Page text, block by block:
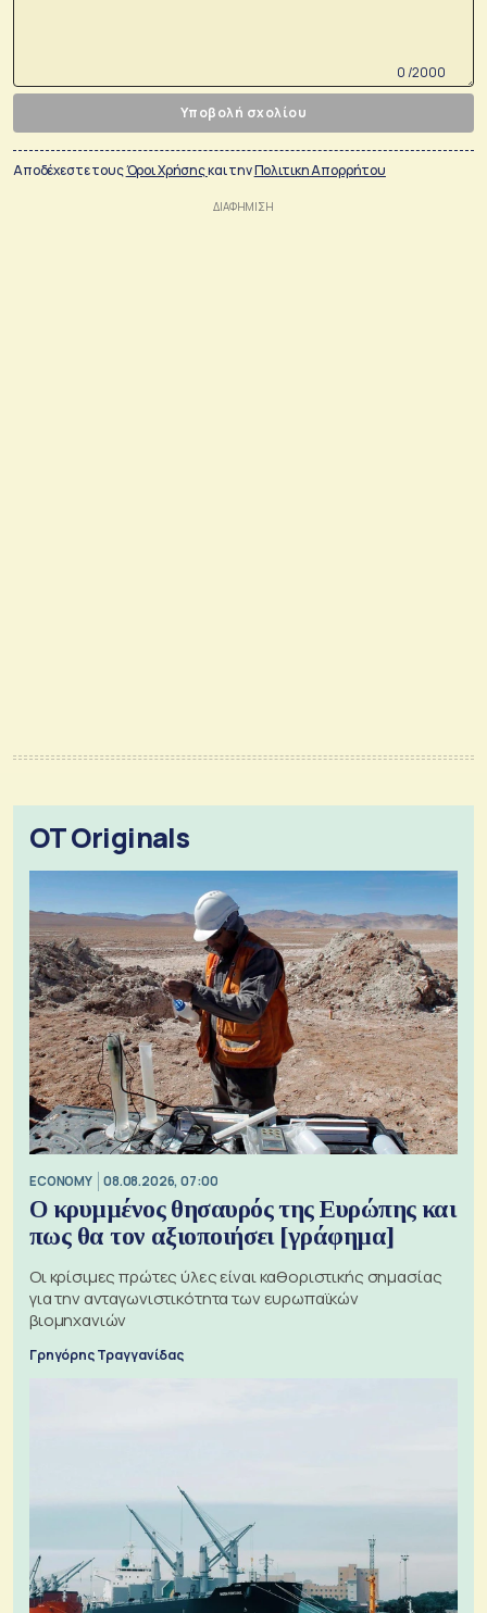
0 /2000
Υποβολή σχολίου
Αποδέχεστε τουςΌροι Χρήσηςκαι τηνΠολιτικη Απορρήτου
OT Originals
ECONOMY 08.08.2026, 07:00
Ο κρυμμένος θησαυρός της Ευρώπης και
πως θα τον αξιοποιήσει [γράφημα]
Οι κρίσιμες πρώτες ύλες είναι καθοριστικής σημασίας
για την ανταγωνιστικότητα των ευρωπαϊκών
βιομηχανιών
Γρηγόρης Τραγγανίδας